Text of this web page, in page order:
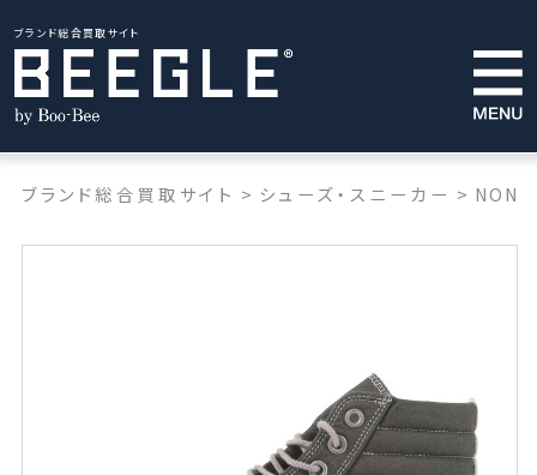
ブランド総合買取サイト
ブランド総合買取サイト > シューズ・スニーカー >